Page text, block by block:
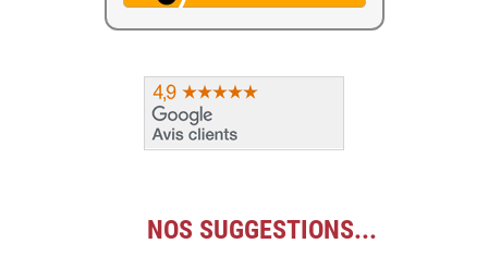
NOS SUGGESTIONS...